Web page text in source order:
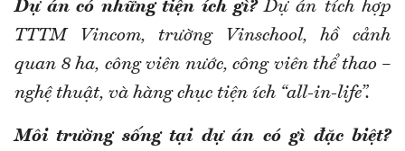
Dự án có những tiện ích gì? Dự án tích hợp
TTTM Vincom, trường Vinschool, hồ cảnh
quan 8 ha, công viên nước, công viên thể thao –
nghệ thuật, và hàng chục tiện ích “all-in-life”.
Môi trường sống tại dự án có gì đặc biệt?